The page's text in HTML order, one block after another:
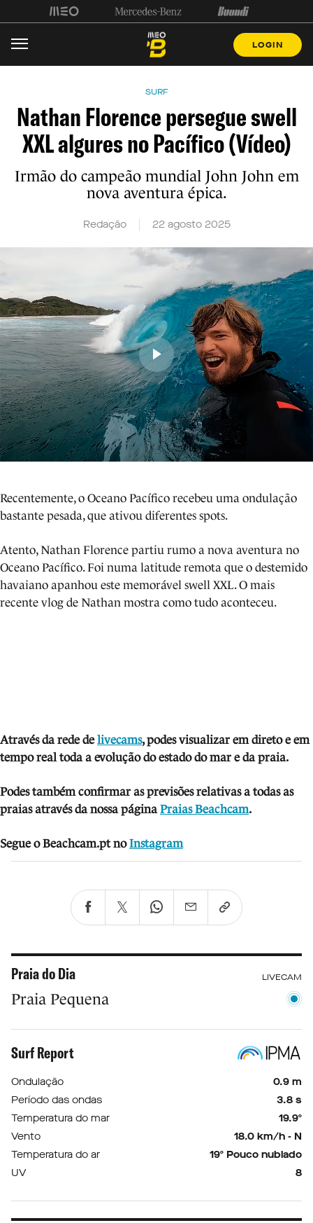
LOGIN
SURF
Nathan Florence persegue swell
XXL algures no Pacífico (Vídeo)
Irmão do campeão mundial John John em
nova aventura épica.
Redação 22 agosto 2025
Recentemente, o Oceano Pacífico recebeu uma ondulação
bastante pesada, que ativou diferentes spots.
Atento, Nathan Florence partiu rumo a nova aventura no
Oceano Pacífico. Foi numa latitude remota que o destemido
havaiano apanhou este memorável swell XXL. O mais
recente vlog de Nathan mostra como tudo aconteceu.
Através da rede delivecams, podes visualizar em direto e em
tempo real toda a evolução do estado do mar e da praia.
Podes também confirmar as previsões relativas a todas as
praias através da nossa páginaPraias Beachcam.
Segue o Beachcam.pt no Instagram
Praia do Dia LIVECAM
Praia Pequena
Surf Report
Ondulação
0.9 m
Período das ondas
3.8 s
Temperatura do mar
19.9º
Vento
18.0 km/h - N
Temperatura do ar
19º Pouco nublado
UV
8